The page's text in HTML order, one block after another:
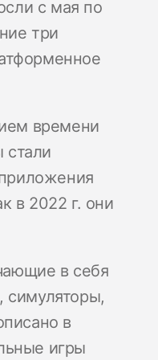
с мая по
три
времени
стали
в 2022 г. они
в себя
симуляторы,
в
игры